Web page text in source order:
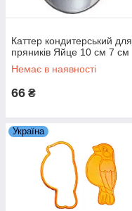
Каттер кондитерський для
пряників Яйце 10 см 7 см
Немає в наявності
66 ₴
Україна